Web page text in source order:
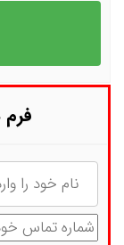
نام
شماره تماس